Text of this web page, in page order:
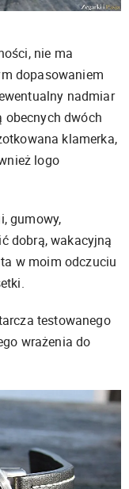
nie ma
dopasowaniem
nadmiar
obecnych dwóch
klamerka,
logo
gumowy,
dobrą, wakacyjną
w moim odczuciu
testowanego
wrażenia do